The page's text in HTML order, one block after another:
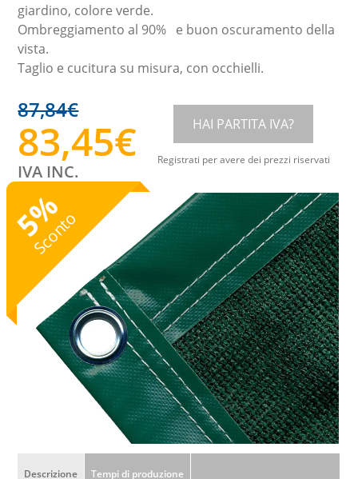
giardino, colore verde.
Ombreggiamento al 90% e buon oscuramento della
vista.
Taglio e cucitura su misura, con occhielli.
87,84€
83,45€
IVA INC.
HAI PARTITA IVA?
Registrati per avere dei prezzi riservati
5
%
Sconto
Descrizione Tempi di produzione